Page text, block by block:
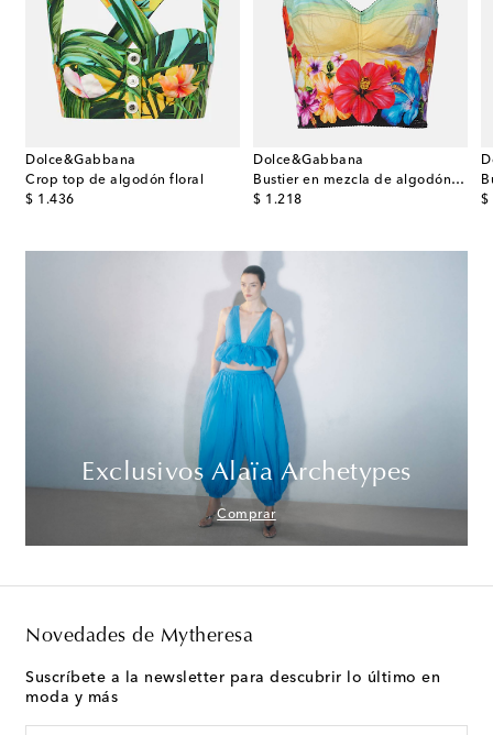
Dolce&Gabbana
Crop top de algodón floral
$ 1.436
original price
Dolce&Gabbana
Bustier en mezcla de algodón estampado
$ 1.218
original price
$
Exclusivos Alaïa Archetypes
Comprar
Novedades de Mytheresa
Suscríbete a la newsletter para descubrir lo último en
moda y más